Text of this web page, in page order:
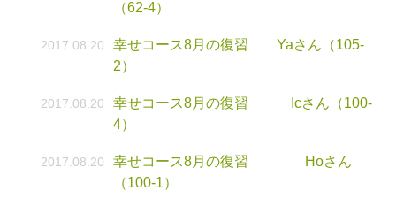
（62-4）
2017.08.20
幸せコース8月の復習 Yaさん（105-
2）
2017.08.20
幸せコース8月の復習 Icさん（100-
4）
2017.08.20
幸せコース8月の復習 Hoさん
（100-1）